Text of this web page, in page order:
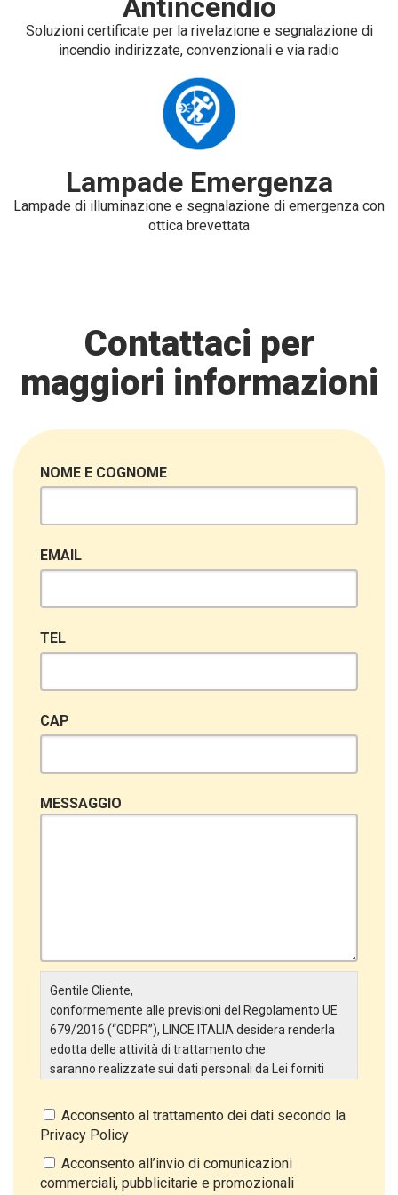
Antincendio
Soluzioni certificate per la rivelazione e segnalazione di
incendio indirizzate, convenzionali e via radio
Lampade Emergenza
Lampade di illuminazione e segnalazione di emergenza con
ottica brevettata
Contattaci per
maggiori informazioni
NOME E COGNOME
EMAIL
TEL
CAP
MESSAGGIO
Gentile Cliente,
conformemente alle previsioni del Regolamento UE
679/2016 (“GDPR”), LINCE ITALIA desidera renderla
edotta delle attività di trattamento che
saranno realizzate sui dati personali da Lei forniti
particolare:
Titolare del Trattamento
Il Titolare del Trattamento è LINCE ITALIA S.r.l., con
sede in Via Variante di Cancelliera snc 00072 –
Acconsento al trattamento dei dati secondo la
Privacy Policy
Acconsento all’invio di comunicazioni
commerciali, pubblicitarie e promozionali